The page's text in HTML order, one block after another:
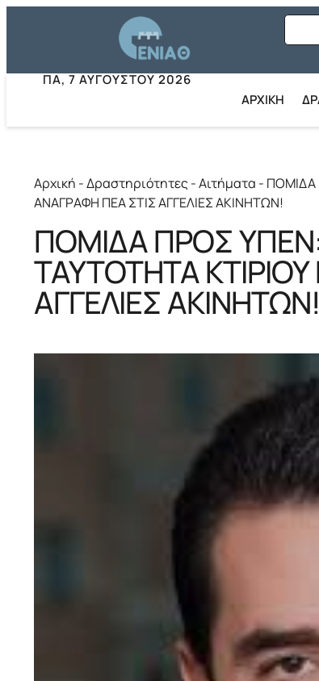
ΠΑ, 7 ΑΥΓΟΎΣΤΟΥ 2026
ΑΡΧΙΚΗ
Αρχική -Δραστηριότητες-Αιτήματα - ΠΟΜΙΔΑ
ΑΝΑΓΡΑΦΗ ΠΕΑ ΣΤΙΣ ΑΓΓΕΛΙΕΣ ΑΚΙΝΗΤΩΝ!
ΠΟΜΙΔΑ ΠΡΟΣ
ΤΑΥΤΟΤΗΤΑ
ΑΓΓΕΛΙΕΣ ΑΚΙΝΗΤΩΝ!